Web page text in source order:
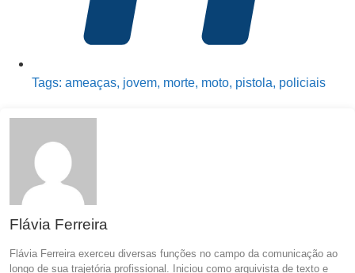
Tags: ameaças, jovem, morte, moto, pistola, policiais
Flávia Ferreira
Flávia Ferreira exerceu diversas funções no campo da comunicação ao
longo de sua trajetória profissional. Iniciou como arquivista de texto e